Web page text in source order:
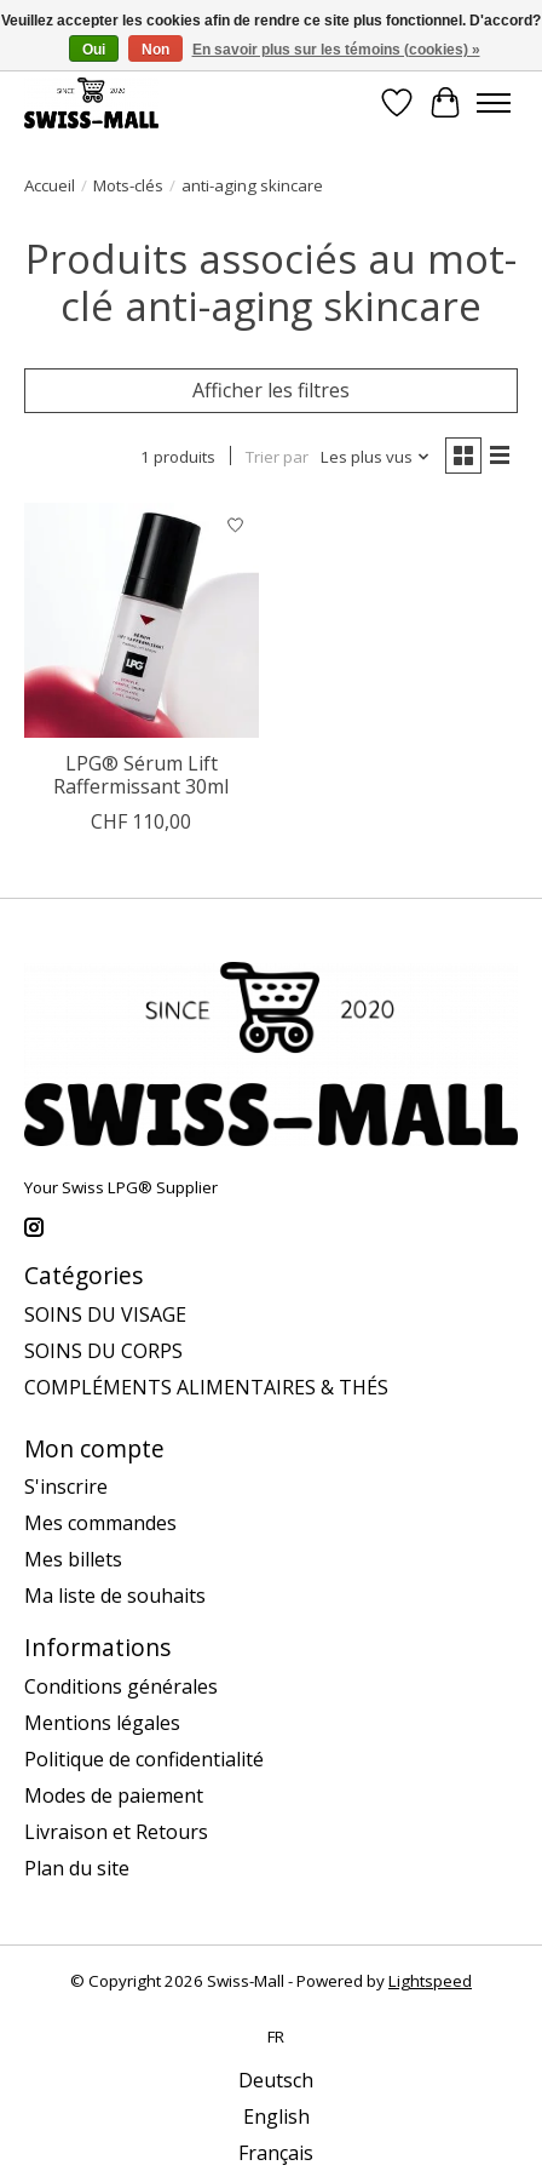
Livraison gratuite dès CHF 250 – livrée avec soin et fiabilité
Liste dePanier
Accueil / Mots-clés / anti-aging skincare
Produits associés au mot-
clé anti-aging skincare
Afficher les filtres
1 produits Trier par Les plus vus
LPG® Sérum Lift
Raffermissant 30ml
CHF 110,00
Your Swiss LPG® Supplier
Catégories
SOINS DU VISAGE
SOINS DU CORPS
COMPLÉMENTS ALIMENTAIRES & THÉS
Mon compte
S'inscrire
Mes commandes
Mes billets
Ma liste de souhaits
Informations
Conditions générales
Mentions légales
Politique de confidentialité
Modes de paiement
Livraison et Retours
Plan du site
© Copyright 2026 Swiss-Mall - Powered byLightspeed
FR
Deutsch
English
Français
Veuillez accepter les cookies afin de rendre ce site plus fonctionnel. D'accord?
Oui
Non En savoir plus sur les témoins (cookies) »